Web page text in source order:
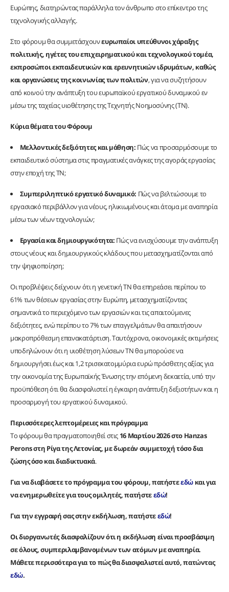
Ευρώπης, διατηρώντας παράλληλα τον άνθρωπο στο επίκεντρο της
τεχνολογικής αλλαγής.
Στο φόρουμ θα συμμετάσχουνευρωπαίοι υπεύθυνοι χάραξης
πολιτικής, ηγέτες του επιχειρηματικού και τεχνολογικού τομέα,
εκπροσώποι εκπαιδευτικών και ερευνητικών ιδρυμάτων, καθώς
και οργανώσεις της κοινωνίας των πολιτών, για να συζητήσουν
από κοινού την ανάπτυξη του ευρωπαϊκού εργατικού δυναμικού εν
μέσω της ταχείας υιοθέτησης της Τεχνητής Νοημοσύνης (ΤΝ).
Κύρια θέματα του Φόρουμ
Μελλοντικές δεξιότητες και μάθηση: Πώς να προσαρμόσουμε το
εκπαιδευτικό σύστημα στις πραγματικές ανάγκες της αγοράς εργασίας
στην εποχή της ΤΝ;
Συμπεριληπτικό εργατικό δυναμικό: Πώς να βελτιώσουμε το
εργασιακό περιβάλλον για νέους, ηλικιωμένους και άτομα με αναπηρία
μέσω των νέων τεχνολογιών;
Εργασία και δημιουργικότητα: Πώς να ενισχύσουμε την ανάπτυξη
στους νέους και δημιουργικούς κλάδους που μετασχηματίζονται από
την ψηφιοποίηση;
Οι προβλέψεις δείχνουν ότι η γενετική ΤΝ θα επηρεάσει περίπου το
61% των θέσεων εργασίας στην Ευρώπη, μετασχηματίζοντας
σημαντικά το περιεχόμενο των εργασιών και τις απαιτούμενες
δεξιότητες, ενώ περίπου το 7% των επαγγελμάτων θα απαιτήσουν
μακροπρόθεσμη επανακατάρτιση. Ταυτόχρονα, οικονομικές εκτιμήσεις
υποδηλώνουν ότι η υιοθέτηση λύσεων ΤΝ θα μπορούσε να
δημιουργήσει έως και 1,2 τρισεκατομμύρια ευρώ πρόσθετης αξίας για
την οικονομία της Ευρωπαϊκής Ένωσης την επόμενη δεκαετία, υπό την
προϋπόθεση ότι θα διασφαλιστεί η έγκαιρη ανάπτυξη δεξιοτήτων και η
προσαρμογή του εργατικού δυναμικού.
Περισσότερες λεπτομέρειες και πρόγραμμα
Το φόρουμ θα πραγματοποιηθεί στις 16 Μαρτίου 2026στο Hanzas
Perons στη Ρίγα της Λετονίας, μεδωρεάν συμμετοχή τόσο δια
ζώσης όσο και διαδικτυακά.
Για να διαβάσετε το πρόγραμμα του φόρουμ, πατήστεεδώκαι για
να ενημερωθείτε για τους ομιλητές, πατήστεεδώ!
Για την εγγραφή σας στην εκδήλωση, πατήστεεδώ!
Οι διοργανωτές διασφαλίζουν ότι η εκδήλωση είναι προσβάσιμη
σε όλους, συμπεριλαμβανομένων των ατόμων με αναπηρία.
Μάθετε περισσότερα για το πώς θα διασφαλιστεί αυτό, πατώντας
εδώ.